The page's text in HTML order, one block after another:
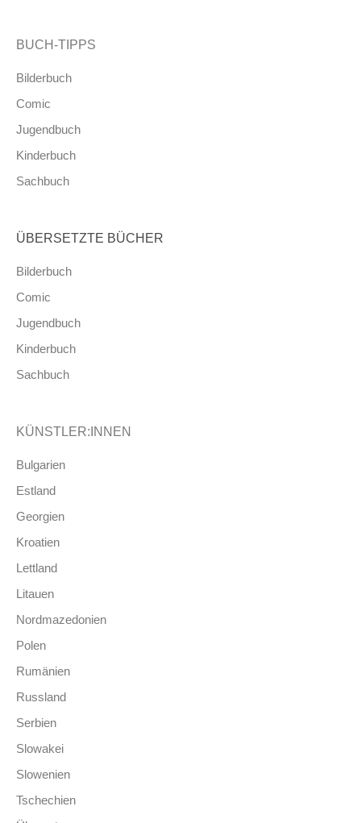
BUCH-TIPPS
Bilderbuch
Comic
Jugendbuch
Kinderbuch
Sachbuch
ÜBERSETZTE BÜCHER
Bilderbuch
Comic
Jugendbuch
Kinderbuch
Sachbuch
KÜNSTLER:INNEN
Bulgarien
Estland
Georgien
Kroatien
Lettland
Litauen
Nordmazedonien
Polen
Rumänien
Russland
Serbien
Slowakei
Slowenien
Tschechien